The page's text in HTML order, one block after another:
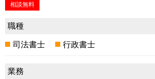
相談無料
職種
司法書士 行政書士
業務